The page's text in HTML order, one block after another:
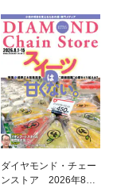
ダイヤモンド・チェー
ンストア 2026年8月